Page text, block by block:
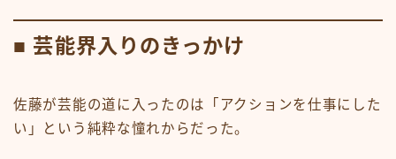
■ 芸能界入りのきっかけ
佐藤が芸能の道に入ったのは「アクションを仕事にした
い」という純粋な憧れからだった。